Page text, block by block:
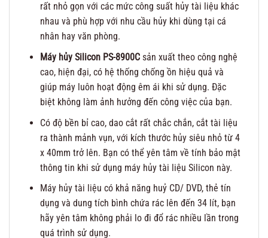
rất nhỏ gọn với các mức công suất hủy tài liệu khác
nhau và phù hợp với nhu cầu hủy khi dùng tại cá
nhân hay văn phòng.
Máy hủy Silicon PS-8900C sản xuất theo công nghệ
cao, hiện đại, có hệ thống chống ồn hiệu quả và
giúp máy luôn hoạt động êm ái khi sử dụng. Đặc
biệt không làm ảnh hưởng đến công việc của bạn.
Có độ bền bỉ cao, dao cắt rất chắc chắn, cắt tài liệu
ra thành mảnh vụn, với kích thước hủy siêu nhỏ từ 4
x 40mm trở lên. Bạn có thể yên tâm về tính bảo mật
thông tin khi sử dụng máy hủy tài liệu Silicon này.
Máy hủy tài liệu có khả năng huỷ CD/ DVD, thẻ tín
dụng và dung tích bình chứa rác lên đến 34 lít, bạn
hãy yên tâm không phải lo đi đổ rác nhiều lần trong
quá trình sử dụng.